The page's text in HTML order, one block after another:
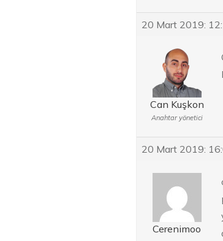
20 Mart 2019:
Can Kuşkon
Anahtar yönetici
20 Mart 2019:
Cerenimoo